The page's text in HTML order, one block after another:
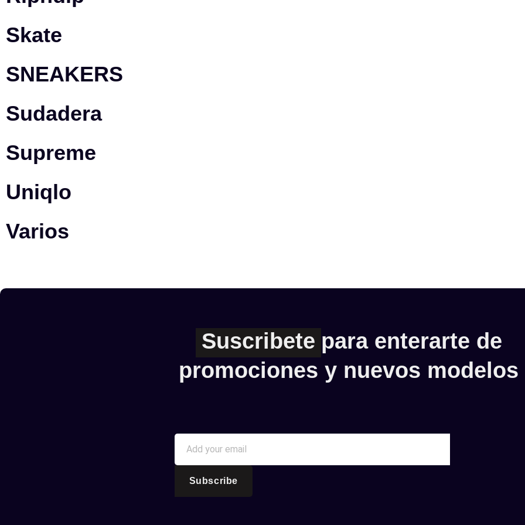
Skate
SNEAKERS
Sudadera
Supreme
Uniqlo
Varios
Suscribete para enterarte de
promociones y nuevos modelos
Subscribe